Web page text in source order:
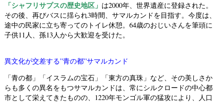
「シャフリサプスの歴史地区」 は2000年、世界遺産に登録された。
その後、再びバスに揺られ3時間、サマルカンドを目指す。今度は、
途中の民家に立ち寄ってのトイレ休憩。64歳のおじいさんを筆頭に
子供11人、孫13人から大歓迎を受けた。
異文化が交差する”青の都”サマルカンド
「青の都」「イスラムの宝石」「東方の真珠」など、その美しさか
らも多くの異名をもつサマルカンドは、常にシルクロードの中心都
市として栄えてきたものの、1220年モンゴル軍の猛攻により、人口